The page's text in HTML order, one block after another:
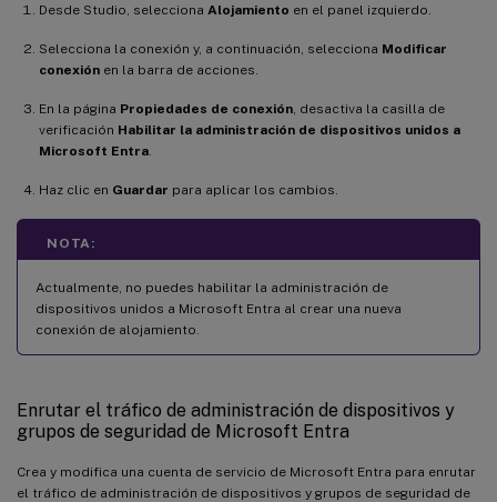
Desde Studio, selecciona Alojamiento en el panel izquierdo.
Selecciona la conexión y, a continuación, selecciona Modificar
conexión en la barra de acciones.
En la página Propiedades de conexión , desactiva la casilla de
verificación Habilitar la administración de dispositivos unidos a
Microsoft Entra
Haz clic en Guardar para aplicar los cambios.
NOTA:
Actualmente, no puedes habilitar la administración de
dispositivos unidos a Microsoft Entra al crear una nueva
conexión de alojamiento.
Enrutar el tráfico de administración de dispositivos y
grupos de seguridad de Microsoft Entra
Crea y modifica una cuenta de servicio de Microsoft Entra para enrutar
el tráfico de administración de dispositivos y grupos de seguridad de